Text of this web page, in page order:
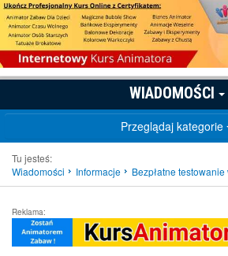
WIADOMOŚCI
Przeglądaj kategorie
Tu jesteś:
Wiadomości
Informacje Bezpłatne
Reklama: